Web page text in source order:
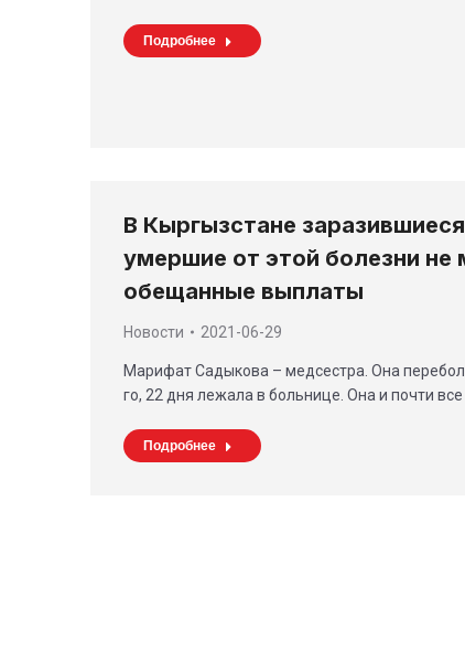
Подробнее
В Кыргызстане
умершие от этой болезни не
обещанные выплаты
Новости 2021-06-29
Марифат Садыкова – медсестра. Она
го, 22 дня лежала в больнице. Она и почти все
Подробнее